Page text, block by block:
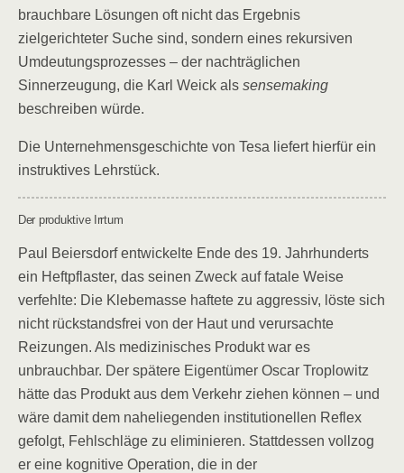
brauchbare Lösungen oft nicht das Ergebnis
zielgerichteter Suche sind, sondern eines rekursiven
Umdeutungsprozesses – der nachträglichen
Sinnerzeugung, die Karl Weick als sensemaking
beschreiben würde.
Die Unternehmensgeschichte von Tesa liefert hierfür ein
instruktives Lehrstück.
Der produktive Irrtum
Paul Beiersdorf entwickelte Ende des 19. Jahrhunderts
ein Heftpflaster, das seinen Zweck auf fatale Weise
verfehlte: Die Klebemasse haftete zu aggressiv, löste sich
nicht rückstandsfrei von der Haut und verursachte
Reizungen. Als medizinisches Produkt war es
unbrauchbar. Der spätere Eigentümer Oscar Troplowitz
hätte das Produkt aus dem Verkehr ziehen können – und
wäre damit dem naheliegenden institutionellen Reflex
gefolgt, Fehlschläge zu eliminieren. Stattdessen vollzog
er eine kognitive Operation, die in der